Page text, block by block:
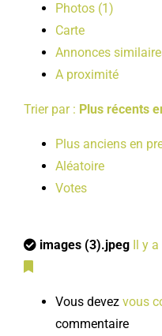
Photos (1)
Carte
Annonces
A proximité
Trier par : Plus récents
Plus anciens en
Aléatoire
Votes
images (3).jpeg Il y
Vous devez vous
commentaire